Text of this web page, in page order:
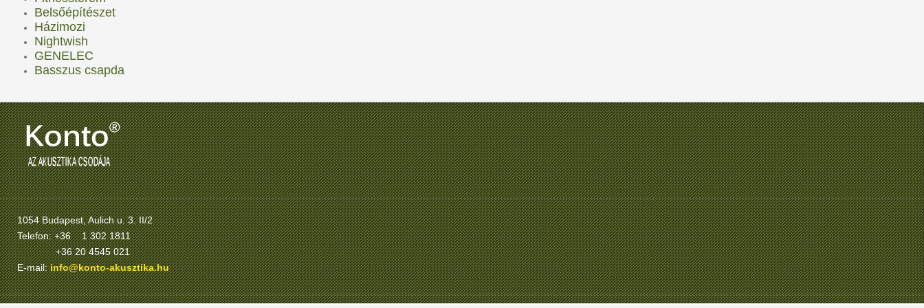
Belsőépítészet
Házimozi
Nightwish
GENELEC
Basszus csapda
1054 Budapest, Aulich u. 3. II/2
Telefon: +36 1 302 1811
+36 20 4545 021
E-mail: info@konto-akusztika.hu